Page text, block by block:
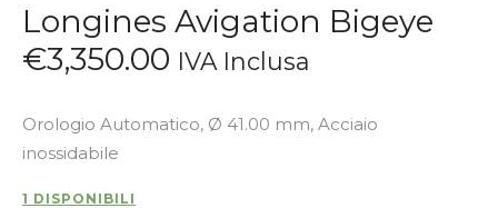
Longines Avigation Bigeye
€3,350.00 IVA Inclusa
Orologio Automatico, Ø 41.00 mm, Acciaio
inossidabile
1 DISPONIBILI